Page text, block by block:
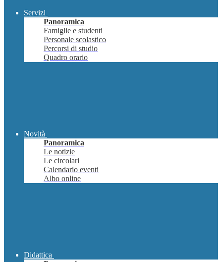
Servizi
Panoramica
Famiglie e studenti
Personale scolastico
Percorsi di studio
Quadro orario
Novità
Panoramica
Le notizie
Le circolari
Calendario eventi
Albo online
Didattica